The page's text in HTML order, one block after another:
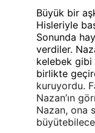
Büyük bir
Hisleriyle
Sonunda
verdiler.
kelebek gibi
birlikte
kuruyordu.
Nazan’ın
Nazan, ona